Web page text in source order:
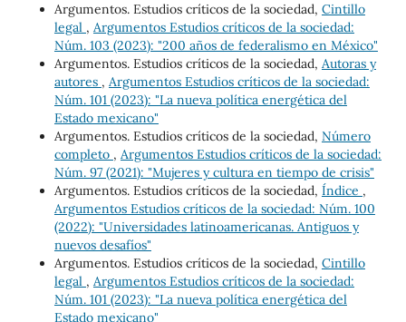
Argumentos. Estudios críticos de la sociedad, Cintillo
legal , Argumentos Estudios críticos de la sociedad:
Núm. 103 (2023): "200 años de federalismo en México"
Argumentos. Estudios críticos de la sociedad, Autoras y
autores , Argumentos Estudios críticos de la sociedad:
Núm. 101 (2023): "La nueva política energética del
Estado mexicano"
Argumentos. Estudios críticos de la sociedad, Número
completo , Argumentos Estudios críticos de la sociedad:
Núm. 97 (2021): "Mujeres y cultura en tiempo de crisis"
Argumentos. Estudios críticos de la sociedad, Índice ,
Argumentos Estudios críticos de la sociedad: Núm. 100
(2022): "Universidades latinoamericanas. Antiguos y
nuevos desafíos"
Argumentos. Estudios críticos de la sociedad, Cintillo
legal , Argumentos Estudios críticos de la sociedad:
Núm. 101 (2023): "La nueva política energética del
Estado mexicano"